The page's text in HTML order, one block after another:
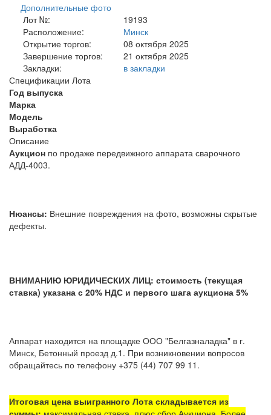
Дополнительные фото
Лот №:
19193
Расположение:
Минск
Открытие торгов:
08 октября 2025
Завершение торгов:
21 октября 2025
Закладки:
в закладки
Спецификации Лота
Год выпуска
Марка
Модель
Выработка
Описание
Аукцион по продаже передвижного аппарата сварочного
АДД-4003.
Нюансы: Внешние повреждения на фото, возможны скрытые
дефекты.
ВНИМАНИЮ ЮРИДИЧЕСКИХ ЛИЦ: стоимость (текущая
ставка) указана с 20% НДС и первого шага аукциона 5%
Аппарат находится на площадке ООО "Белгазналадка" в г.
Минск, Бетонный проезд д.1. При возникновении вопросов
обращайтесь по телефону +375 (44) 707 99 11.
Итоговая цена выигранного Лота складывается из